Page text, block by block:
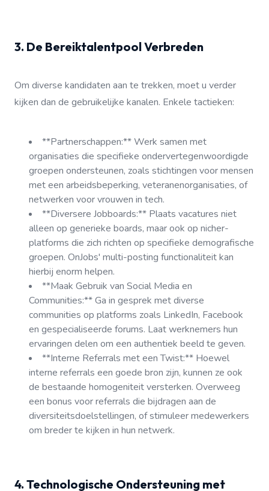
3. De Bereiktalentpool Verbreden
Om diverse kandidaten aan te trekken, moet u verder
kijken dan de gebruikelijke kanalen. Enkele tactieken:
**Partnerschappen:** Werk samen met
organisaties die specifieke ondervertegenwoordigde
groepen ondersteunen, zoals stichtingen voor mensen
met een arbeidsbeperking, veteranenorganisaties, of
netwerken voor vrouwen in tech.
**Diversere Jobboards:** Plaats vacatures niet
alleen op generieke boards, maar ook op nicher-
platforms die zich richten op specifieke demografische
groepen. OnJobs' multi-posting functionaliteit kan
hierbij enorm helpen.
**Maak Gebruik van Social Media en
Communities:** Ga in gesprek met diverse
communities op platforms zoals LinkedIn, Facebook
en gespecialiseerde forums. Laat werknemers hun
ervaringen delen om een authentiek beeld te geven.
**Interne Referrals met een Twist:** Hoewel
interne referrals een goede bron zijn, kunnen ze ook
de bestaande homogeniteit versterken. Overweeg
een bonus voor referrals die bijdragen aan de
diversiteitsdoelstellingen, of stimuleer medewerkers
om breder te kijken in hun netwerk.
4. Technologische Ondersteuning met